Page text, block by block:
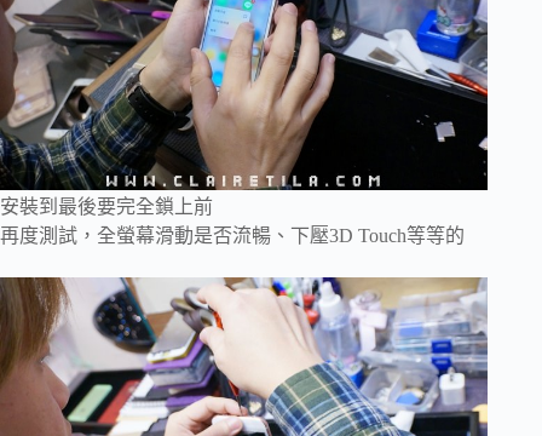
安裝到最後要完全鎖上前
再度測試，全螢幕滑動是否流暢、下壓3D Touch等等的